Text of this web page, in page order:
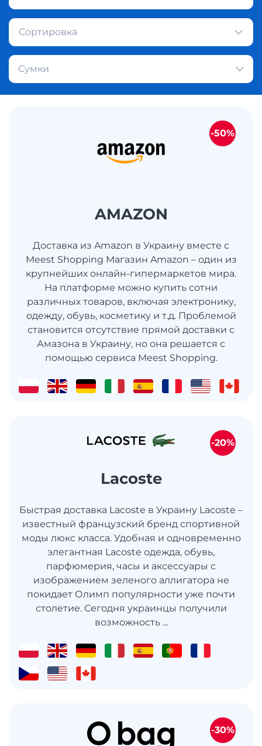
Сортировка
Сумки
AMAZON
Доставка из Amazon в Украину вместе с
Meest Shopping Магазин Amazon – один из
крупнейших онлайн-гипермаркетов мира.
На платформе можно купить сотни
различных товаров, включая электронику,
одежду, обувь, косметику и т.д. Проблемой
становится отсутствие прямой доставки с
Амазона в Украину, но она решается с
помощью сервиса Meest Shopping.
-50%
Lacoste
Быстрая доставка Lacoste в Украину Lacoste –
известный французский бренд спортивной
моды люкс класса. Удобная и одновременно
элегантная Lacoste одежда, обувь,
парфюмерия, часы и аксессуары с
изображением зеленого аллигатора не
покидает Олимп популярности уже почти
столетие. Сегодня украинцы получили
возможность ...
-20%
-30%